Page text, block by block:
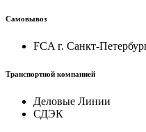
Самовывоз
FCA г. Санкт-
Транспортной компанией
Деловые Линии
СДЭК